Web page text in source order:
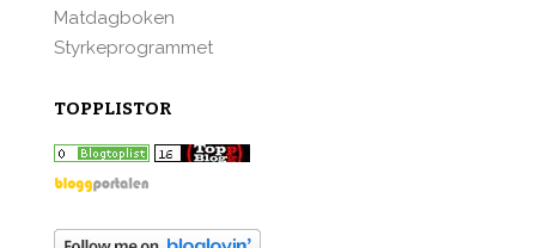
Matdagboken
Styrkeprogrammet
TOPPLISTOR